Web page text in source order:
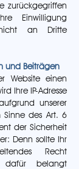
zurückgegriffen
Einwilligung
an Dritte
und Beiträgen
Website einen
Ihre IP-Adresse
unserer
Sinne des Art. 6
der Sicherheit
Denn sollte Ihr
Recht
dafür belangt